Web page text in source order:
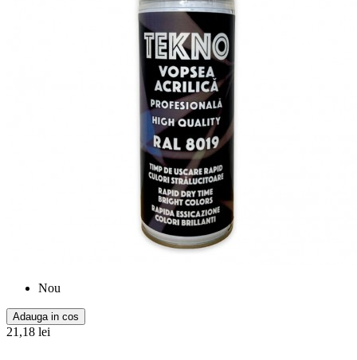
Nou
Adauga in cos
21,18 lei